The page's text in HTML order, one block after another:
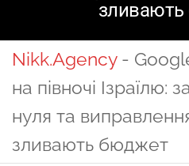
та
Ізраїлі —
Google
Google
і
просування в
просування в
AI-асистентах
та AI-видачі.
Безкоштовна
консультація.
Тел.: 053-802-
Nikk.Agency-
на півночі Ізраїлю:
нуля та
зливають бюджет